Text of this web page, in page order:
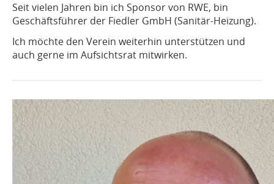
Seit vielen Jahren bin ich Sponsor von RWE, bin
Geschäftsführer der Fiedler GmbH (Sanitär-Heizung).
Ich möchte den Verein weiterhin unterstützen und
auch gerne im Aufsichtsrat mitwirken.